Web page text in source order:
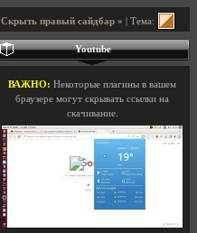
Скрыть правый сайдбар » | Тема:
Youtube
ВАЖНО: Некоторые плагины в вашем
браузере могут скрывать ссылки на
скачивание.